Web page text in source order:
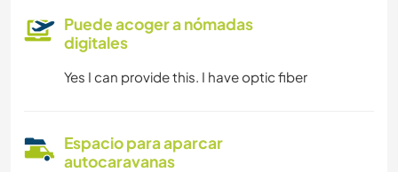
Puede acoger a nómadas
digitales
Yes I can provide this. I have optic fiber
Espacio para aparcar
autocaravanas